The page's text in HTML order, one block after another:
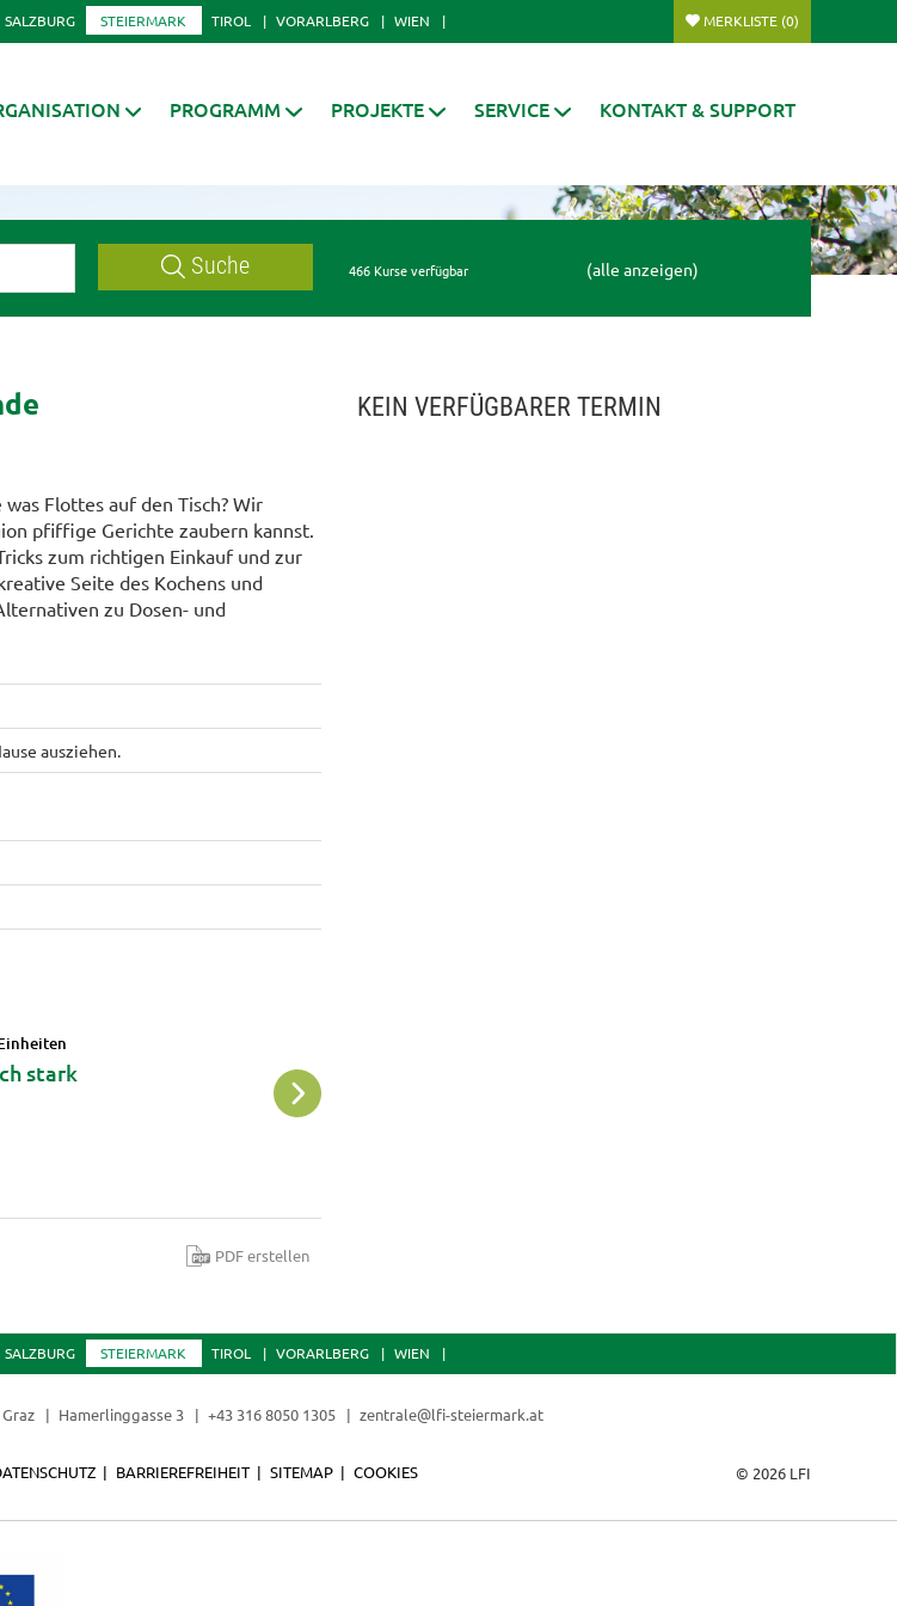
SALZBURG STEIERMARK TIROL VORARLBERG WIEN MERKLISTE (0)
PROGRAMM PROJEKTE SERVICE KONTAKT & SUPPORT
Suche 466 Kurse verfügbar (alle anzeigen)
Flottes auf den Tisch? Wir
pfiffige Gerichte zaubern kannst.
zum richtigen Einkauf und zur
Seite des Kochens und
zu Dosen- und
ausziehen.
stark Sep
PDF erstellen
KEIN VERFÜGBARER TERMIN
SALZBURG STEIERMARK TIROL VORARLBERG WIEN
Hamerlinggasse 3 +43 316 8050 1305 zentrale@lfi-steiermark.at
© 2026 LFI
BARRIEREFREIHEIT SITEMAP COOKIES